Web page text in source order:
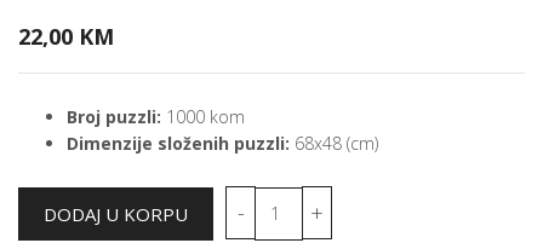
22,00 KM
Broj puzzli: 1000 kom
Dimenzije složenih puzzli: 68x48 (cm)